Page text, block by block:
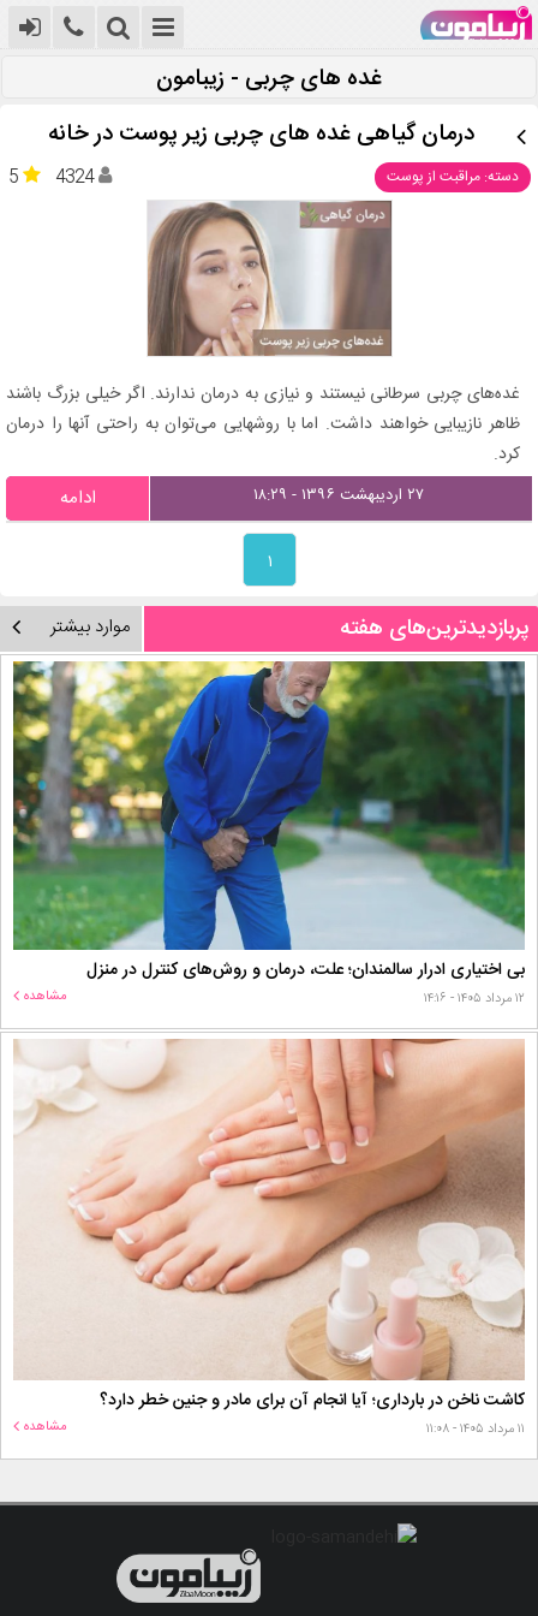
غده های چربی - زیبامون
درمان گیاهی غده های چربی زیر پوست در خانه
دسته: مراقبت از پوست 5 4324
غده‌های چربی سرطانی نیستند و نیازی به درمان ندارند. اگر خیلی بزرگ باشند
ظاهر نازیبایی خواهند داشت. اما با روشهایی می‌توان به راحتی آنها را درمان
کرد.
۲۷ اردیبهشت ۱۳۹۶ - ۱۸:۲۹ ادامه
۱
پربازدیدترین‌های هفته موارد بیشتر
بی اختیاری ادرار سالمندان؛ علت، درمان و روش‌های کنترل در منزل
۱۲ مرداد ۱۴۰۵ - ۱۴:۱۶ مشاهده
کاشت ناخن در بارداری؛ آیا انجام آن برای مادر و جنین خطر دارد؟
۱۱ مرداد ۱۴۰۵ - ۱۱:۰۸ مشاهده